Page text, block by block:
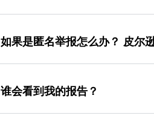
如果是匿名举报怎么办？ 皮尔
谁会看到我的报告？